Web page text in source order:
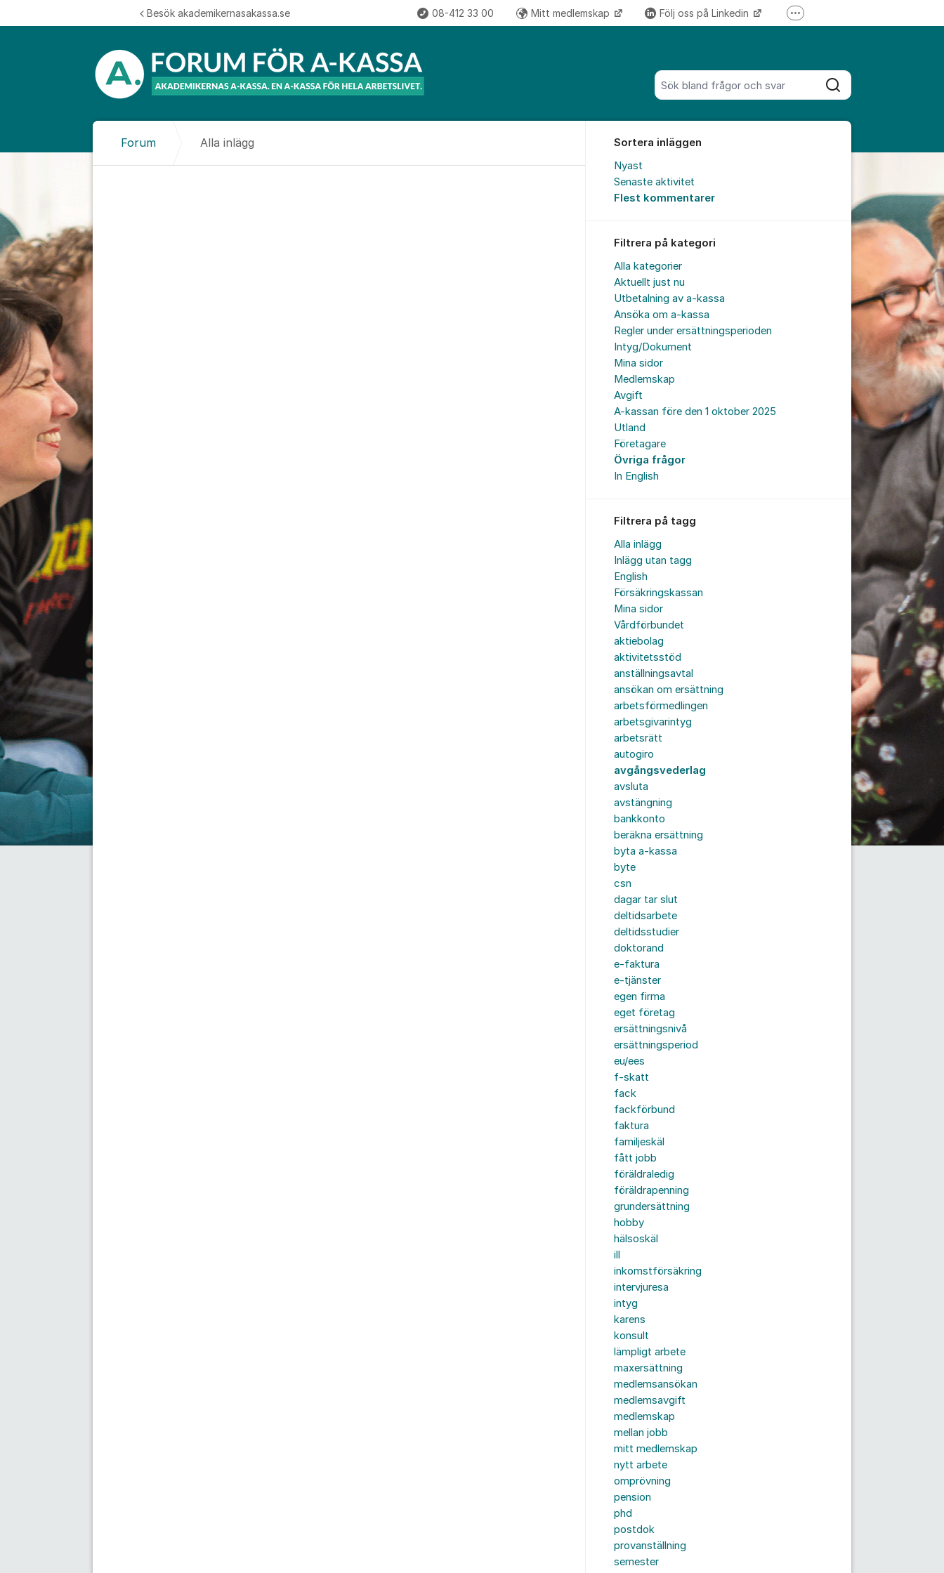
Sök bland alla inlägg
Sök
Besök akademikernasakassa.se 08-412 33 00 Mitt medlemskap Följ oss på Linkedin Fler supportlänkar
Forum Alla inlägg
Sortera inläggen
Nyast
Senaste aktivitet
Flest kommentarer
Filtrera på kategori
Alla kategorier
Aktuellt just nu
Utbetalning av a-kassa
Ansöka om a-kassa
Regler under ersättningsperioden
Intyg/Dokument
Mina sidor
Medlemskap
Avgift
A-kassan före den 1 oktober 2025
Utland
Företagare
Övriga frågor
In English
Filtrera på tagg
Alla inlägg
Inlägg utan tagg
English
Försäkringskassan
Mina sidor
Vårdförbundet
aktiebolag
aktivitetsstöd
anställningsavtal
ansökan om ersättning
arbetsförmedlingen
arbetsgivarintyg
arbetsrätt
autogiro
avgångsvederlag
avsluta
avstängning
bankkonto
beräkna ersättning
byta a-kassa
byte
csn
dagar tar slut
deltidsarbete
deltidsstudier
doktorand
e-faktura
e-tjänster
egen firma
eget företag
ersättningsnivå
ersättningsperiod
eu/ees
f-skatt
fack
fackförbund
faktura
familjeskäl
fått jobb
föräldraledig
föräldrapenning
grundersättning
hobby
hälsoskäl
ill
inkomstförsäkring
intervjuresa
intyg
karens
konsult
lämpligt arbete
maxersättning
medlemsansökan
medlemsavgift
medlemskap
mellan jobb
mitt medlemskap
nytt arbete
omprövning
pension
phd
postdok
provanställning
semester